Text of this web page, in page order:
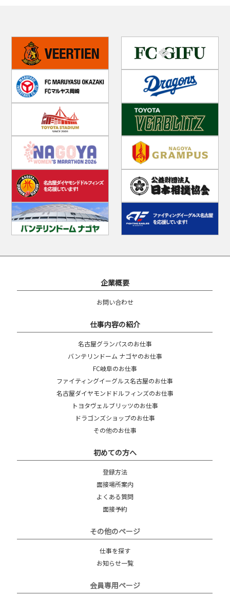
企業概要
お問い合わせ
仕事内容の紹介
名古屋グランパスのお仕事
バンテリンドーム ナゴヤのお仕事
FC岐阜のお仕事
ファイティングイーグルス名古屋のお仕事
名古屋ダイヤモンドドルフィンズのお仕事
トヨタヴェルブリッツのお仕事
ドラゴンズショップのお仕事
その他のお仕事
初めての方へ
登録方法
面接場所案内
よくある質問
面接予約
その他のページ
仕事を探す
お知らせ一覧
会員専用ページ